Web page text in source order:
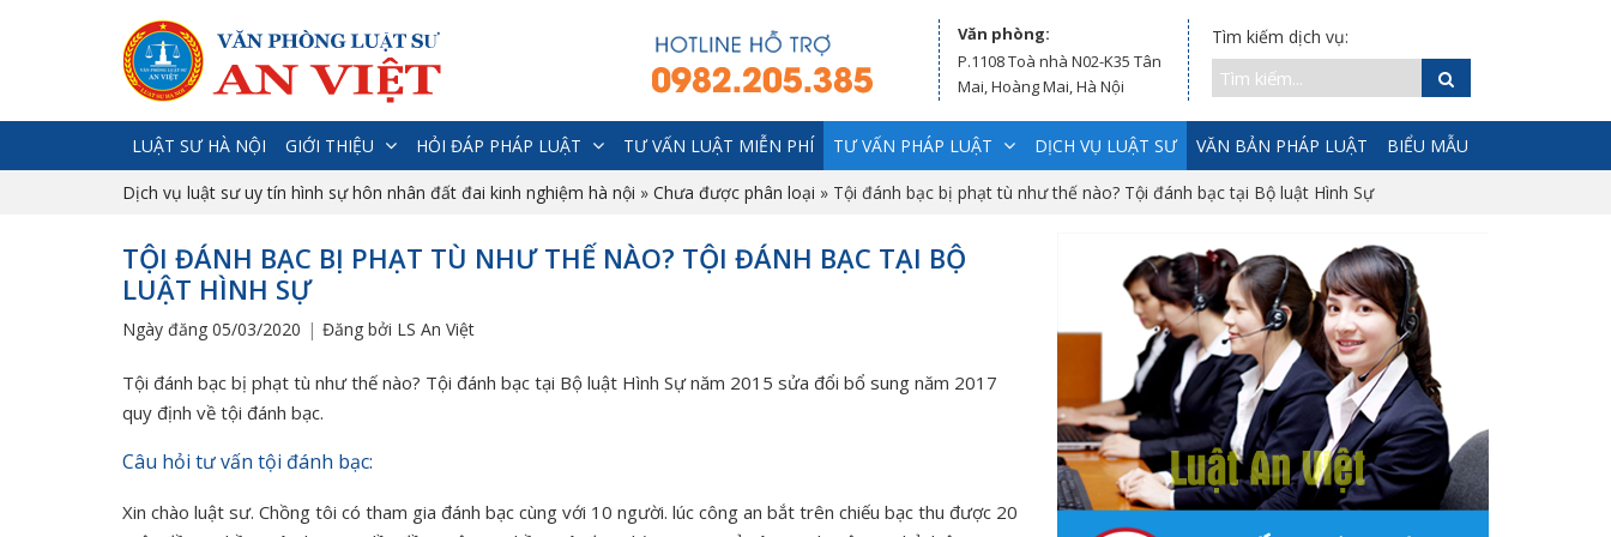
Văn phòng:
P.1108 Toà nhà N02-K35 Tân
Mai, Hoàng Mai, Hà Nội
Tìm kiếm dịch vụ:
LUẬT SƯ HÀ NỘI GIỚI THIỆU HỎI ĐÁP PHÁP LUẬT TƯ VẤN LUẬT MIỄN PHÍ TƯ VẤN PHÁP LUẬT DỊCH VỤ LUẬT SƯ VĂN BẢN PHÁP LUẬT BIỂU MẪU
Dịch vụ luật sư uy tín hình sự hôn nhân đất đai kinh nghiệm hà nội » Chưa được phân loại » Tội đánh bạc bị phạt tù như thế nào? Tội đánh bạc tại Bộ luật Hình Sự
TỘI ĐÁNH BẠC BỊ PHẠT TÙ NHƯ THẾ NÀO? TỘI ĐÁNH BẠC TẠI BỘ
LUẬT HÌNH SỰ
Ngày đăng 05/03/2020 Đăng bởi LS An Việt
Tội đánh bạc bị phạt tù như thế nào? Tội đánh bạc tại Bộ luật Hình Sự năm 2015 sửa đổi bổ sung năm 2017
quy định về tội đánh bạc.
Câu hỏi tư vấn tội đánh bạc:
Xin chào luật sư. Chồng tôi có tham gia đánh bạc cùng với 10 người. lúc công an bắt trên chiếu bạc thu được 20